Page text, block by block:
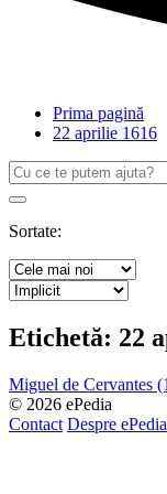
Prima pagină
22 aprilie 1616
Caută
după:
Search
Sortate:
Etichetă: 22
Miguel de Cervantes
© 2026 ePedia
Contact Despre ePedia